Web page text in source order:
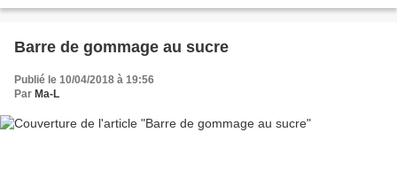
Barre de gommage au sucre
Publié le 10/04/2018 à 19:56
Par Ma-L